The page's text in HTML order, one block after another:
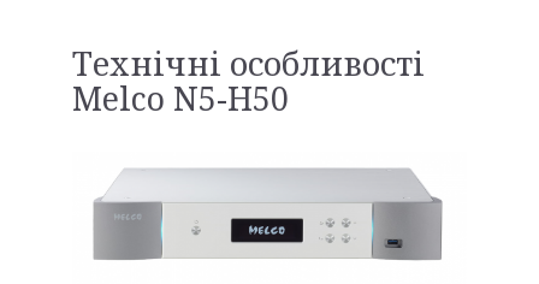
Технічні особливості
Melco N5-H50